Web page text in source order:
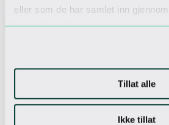
eller som de har samlet inn
tjenestene deres.
Tillat alle
Ikke tillat